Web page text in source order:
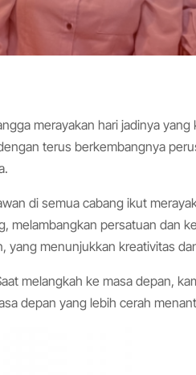
merayakan hari jadinya
terus berkembangnya
di semua cabang ikut
melambangkan persatuan dan
menunjukkan kreativitas
melangkah ke masa depan,
depan yang lebih cerah